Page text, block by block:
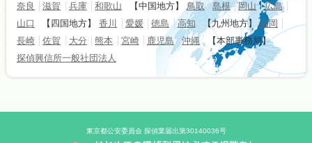
奈良
滋賀 兵庫 和歌山 【中国地方】 鳥取 島根 岡山
広島
山口
【四国地方】 香川 愛媛 徳島 高知 【九州地方】 福岡
長崎
佐賀 大分 熊本 宮崎 鹿児島 沖縄
【本部事務局】
探偵興信所一般社団法人
東京都公安委員会 探偵業届出第30140036号